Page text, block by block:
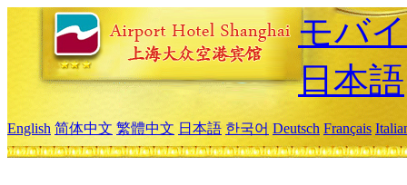
モバ
日本語
English 简体中文 繁體中文 日本語 한국어 Deutsch Français